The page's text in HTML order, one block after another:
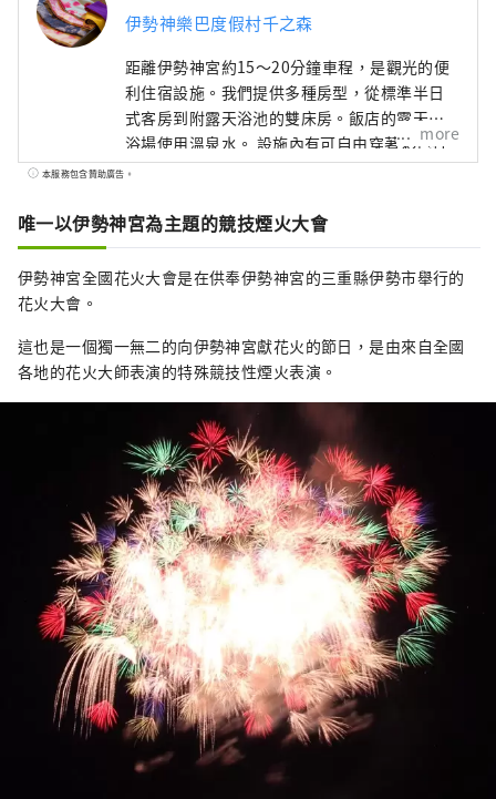
伊勢神樂巴度假村千之森
距離伊勢神宮約15～20分鐘車程，是觀光的便
利住宿設施。我們提供多種房型，從標準半日
式客房到附露天浴池的雙床房。飯店的露天大
浴場使用溫泉水。 設施內有可自由穿著彩色打
掛的角落、伊勢傳統工藝伊勢片紙繪畫體驗、
more
本服務包含贊助廣告。
唯一以伊勢神宮為主題的競技煙火大會
伊勢神宮全國花火大會是在供奉伊勢神宮的三重縣伊勢市舉行的
花火大會。
這也是一個獨一無二的向伊勢神宮獻花火的節日，是由來自全國
各地的花火大師表演的特殊競技性煙火表演。